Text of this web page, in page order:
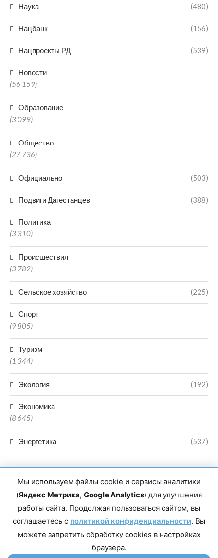
Наука (480)
Нацбанк (156)
Нацпроекты РД (539)
Новости
(56 159)
Образование
(3 099)
Общество
(27 736)
Официально (503)
Подвиги Дагестанцев (388)
Политика
(3 310)
Происшествия
(3 782)
Сельское хозяйство (225)
Спорт
(9 805)
Туризм
(1 344)
Экология (192)
Экономика
(8 645)
Энергетика (537)
Главный редактор сетевого издания Магомаев Тимур Нухович.
Контакты редакции: 8(988)-292-94-34 Почта: vestiskfo@gmail.com По
Республика Дагестан, г. Махачкала, пр-т Насрутдинова, д. 1а. Все
права защищены. Копирование и использование полных материалов
запрещено, частичное цитирование возможно только при условии
Мы используем файлы cookie и сервисы аналитики
(Яндекс Метрика, Google Analytics) для улучшения
работы сайта. Продолжая пользоваться сайтом, вы
соглашаетесь с политикой конфиденциальности. Вы
можете запретить обработку cookies в настройках
браузера.